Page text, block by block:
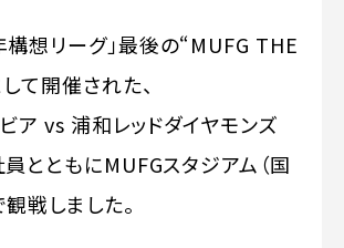
構想リーグ」最後の“MUFG THE
て開催された、
ア vs 浦和レッドダイヤモンズ
とともにMUFGスタジアム（国
戦しました。